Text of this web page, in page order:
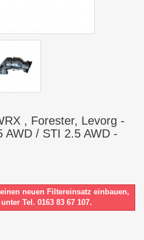
, Forester, Levorg -
AWD / STI 2.5 AWD -
neuen Filtereinsatz einbauen,
Tel. 0163 83 67 107.